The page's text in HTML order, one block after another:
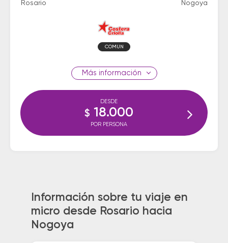
Rosario Nogoya
COMUN
información
DESDE
$ 18.000
POR PERSONA
Información sobre tu viaje en
micro desde Rosario hacia
Nogoya